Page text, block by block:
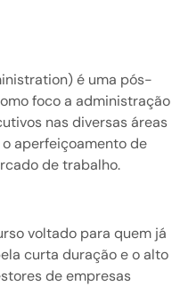
é uma pós-
foco a administração
nas diversas áreas
aperfeiçoamento de
de trabalho.
voltado para quem já
curta duração e o alto
de empresas